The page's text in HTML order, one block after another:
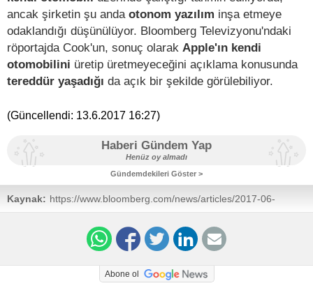
ancak şirketin şu anda otonom yazılım inşa etmeye
odaklandığı düşünülüyor. Bloomberg Televizyonu'ndaki
röportajda Cook'un, sonuç olarak Apple'ın kendi
otomobilini üretip üretmeyeceğini açıklama konusunda
tereddür yaşadığı da açık bir şekilde görülebiliyor.
(Güncellendi: 13.6.2017 16:27)
Haberi Gündem Yap
Henüz oy almadı
Gündemdekileri Göster >
Kaynak: https://www.bloomberg.com/news/articles/2017-06-
13/cook-says-apple-is-focusing-on-making-an-
Abone ol